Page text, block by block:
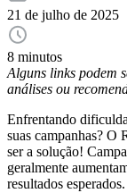
21 de julho de 2025
8 minutos
Alguns links podem
análises ou
Enfrentando
suas campanhas? O
ser a solução!
geralmente
resultados esperados.